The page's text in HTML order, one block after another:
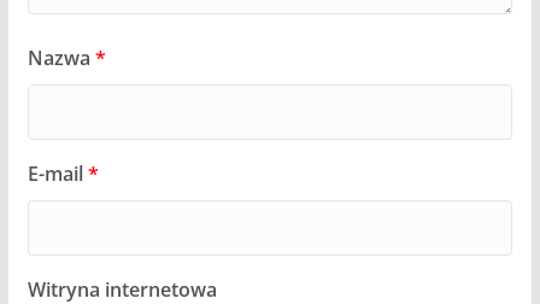
Nazwa *
E-mail*
Witryna internetowa